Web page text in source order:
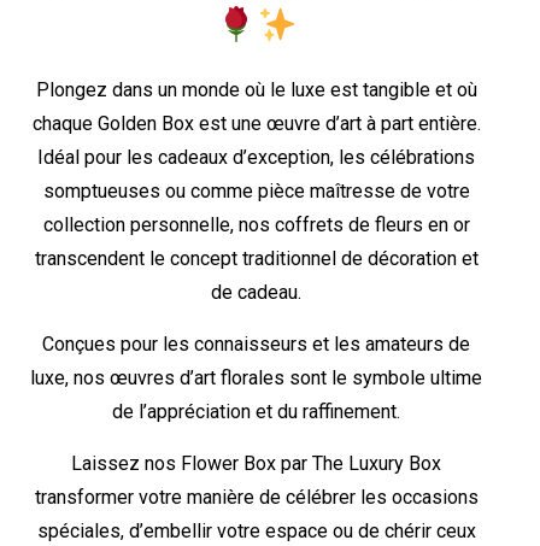
Plongez dans un monde où le luxe est tangible et où
chaque Golden Box est une œuvre d’art à part entière.
Idéal pour les cadeaux d’exception, les célébrations
somptueuses ou comme pièce maîtresse de votre
collection personnelle, nos coffrets de fleurs en or
transcendent le concept traditionnel de décoration et
de cadeau.
Conçues pour les connaisseurs et les amateurs de
luxe, nos œuvres d’art florales sont le symbole ultime
de l’appréciation et du raffinement.
Laissez nos Flower Box par The Luxury Box
transformer votre manière de célébrer les occasions
spéciales, d’embellir votre espace ou de chérir ceux